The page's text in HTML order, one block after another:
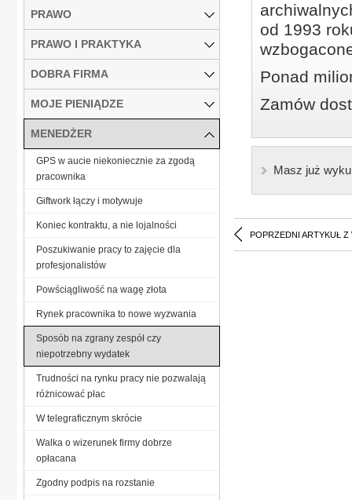
od 1993
Ponad
Zamów
Masz już
POPRZEDNI ARTYKUŁ Z
PRAWO
PRAWO I PRAKTYKA
DOBRA FIRMA
MOJE PIENIĄDZE
MENEDŻER
GPS w aucie niekoniecznie za zgodą
pracownika
Giftwork łączy i motywuje
Koniec kontraktu, a nie lojalności
Poszukiwanie pracy to zajęcie dla
profesjonalistów
Powściągliwość na wagę złota
Rynek pracownika to nowe wyzwania
Sposób na zgrany zespół czy
niepotrzebny wydatek
Trudności na rynku pracy nie pozwalają
różnicować płac
W telegraficznym skrócie
Walka o wizerunek firmy dobrze
opłacana
Zgodny podpis na rozstanie